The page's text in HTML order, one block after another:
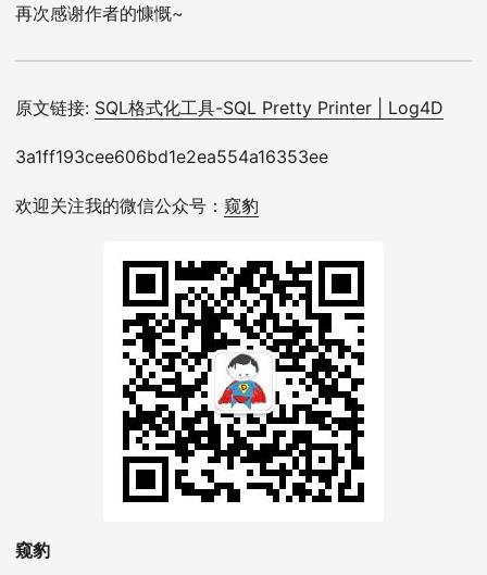
再次感谢作者的慷慨~
原文链接: SQL格式化工具-SQL Pretty Printer | Log4D
3a1ff193cee606bd1e2ea554a16353ee
欢迎关注我的微信公众号： 窥豹
窥豹